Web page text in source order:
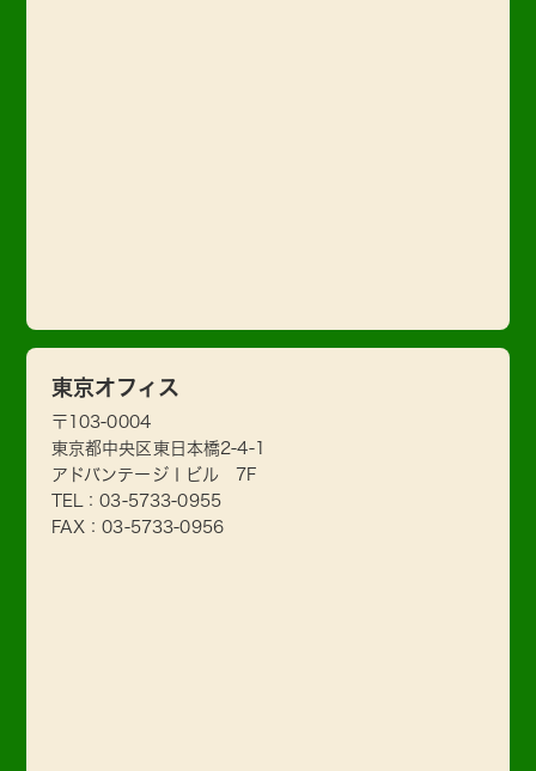
東京オフィス
〒103-0004
東京都中央区東日本橋2-4-1
アドバンテージⅠビル 7F
TEL：03-5733-0955
FAX：03-5733-0956